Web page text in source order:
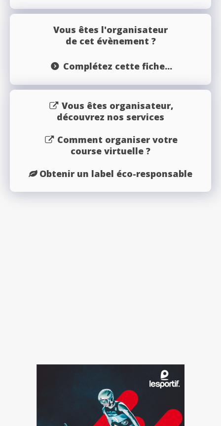
Vous êtes l'organisateur
de cet évènement ?
Complétez cette fiche...
Vous êtes organisateur,
découvrez nos services
Comment organiser votre
course virtuelle ?
Obtenir un label éco-responsable